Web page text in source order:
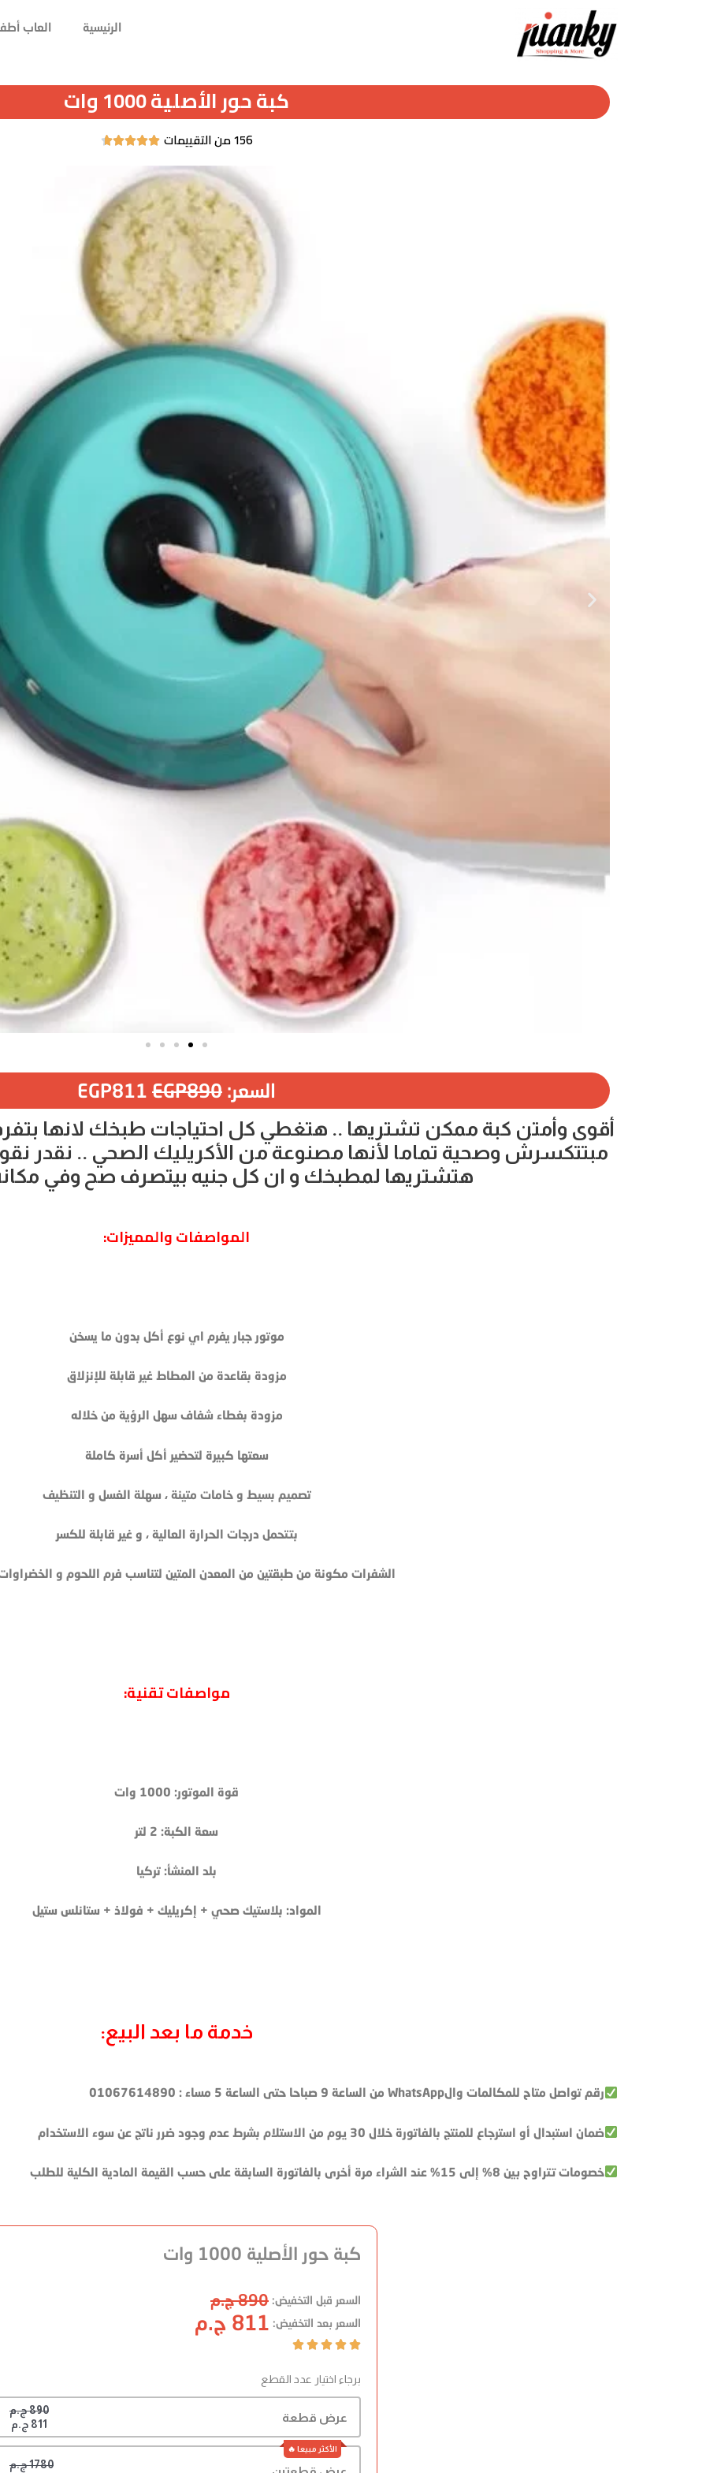
الرئيسية العاب
كبة حور الأصلية 1000 وات
156 من التقييمات 




السعر: EGP890
EGP811
أقوى وأمتن كبة ممكن تشتريها .. هتغطي كل احتياجات طبخك لانها بتفرم
مبتتكسرش وصحية تماما لأنها مصنوعة من الأكريليك الصحي .. نقدر
هتشتريها لمطبخك و ان كل جنيه بيتصرف صح وفي
المواصفات والمميزات:
موتور جبار يفرم اي نوع أكل بدون ما يسخن
مزودة بقاعدة من المطاط غير قابلة للإنزلاق
مزودة بغطاء شفاف سهل الرؤية من خلاله
سعتها كبيرة لتحضير أكل أسرة كاملة
تصميم بسيط و خامات متينة ، سهلة الغسل و التنظيف
بتتحمل درجات الحرارة العالية ، و غير قابلة للكسر
الشفرات مكونة من طبقتين من المعدن المتين لتناسب فرم اللحوم و
مواصفات تقنية:
قوة الموتور: 1000 وات
سعة الكبة: 2 لتر
بلد المنشأ: تركيا
المواد: بلاستيك صحي + إكريليك + فولاذ + ستانلس ستيل
خدمة ما بعد البيع:
رقم تواصل متاح للمكالمات والWhatsApp من الساعة 9 صباحا حتى الساعة 5 مساء : 01067614890
ضمان استبدال أو استرجاع للمنتج بالفاتورة خلال 30 يوم من الاستلام بشرط عدم وجود ضرر ناتج عن سوء الاستخدام
خصومات تتراوح بين 8% إلى 15% عند الشراء مرة أخرى بالفاتورة السابقة على حسب القيمة المادية الكلية للطلب
كبة حور الأصلية 1000 وات
السعر قبل التخفيض: 890 ج.م
السعر بعد التخفيض: 811 ج.م





برجاء اختيار عدد القطع
عرض قطعة
890 ج.م
811 ج.م
1780 ج.م